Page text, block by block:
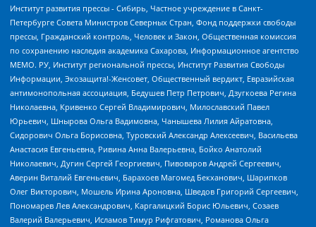
Институт развития прессы - Сибирь, Частное учреждение в Санкт-
Петербурге Совета Министров Северных Стран, Фонд поддержки свободы
прессы, Гражданский контроль, Человек и Закон, Общественная комиссия
по сохранению наследия академика Сахарова, Информационное агентство
МЕМО. РУ, Институт региональной прессы, Институт Развития Свободы
Информации, Экозащита!-Женсовет, Общественный вердикт, Евразийская
антимонопольная ассоциация, Бедушев Петр Петрович, Дзугкоева Регина
Николаевна, Кривенко Сергей Владимирович, Милославский Павел
Юрьевич, Шнырова Ольга Вадимовна, Чанышева Лилия Айратовна,
Сидорович Ольга Борисовна, Туровский Александр Алексеевич, Васильева
Анастасия Евгеньевна, Ривина Анна Валерьевна, Бойко Анатолий
Николаевич, Дугин Сергей Георгиевич, Пивоваров Андрей Сергеевич,
Аверин Виталий Евгеньевич, Барахоев Магомед Бекханович, Шарипков
Олег Викторович, Мошель Ирина Ароновна, Шведов Григорий Сергеевич,
Пономарев Лев Александрович, Каргалицкий Борис Юльевич, Созаев
Валерий Валерьевич, Исламов Тимур Рифгатович, Романова Ольга